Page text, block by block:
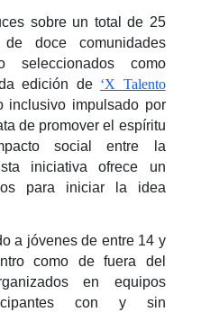
sobre un total de 25
de doce comunidades
seleccionados como
edición de ‘X Talento
inclusivo impulsado por
de promover el espíritu
social entre la
iniciativa ofrece un
para iniciar la idea
a jóvenes de entre 14 y
como de fuera del
en equipos
con y sin